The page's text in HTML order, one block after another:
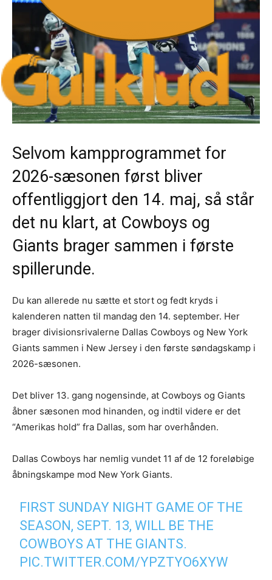
Selvom kampprogrammet for
2026-sæsonen først bliver
offentliggjort den 14. maj, så står
det nu klart, at Cowboys og
Giants brager sammen i første
spillerunde.
Du kan allerede nu sætte et stort og fedt kryds i
kalenderen natten til mandag den 14. september. Her
brager divisionsrivalerne Dallas Cowboys og New York
Giants sammen i New Jersey i den første søndagskamp i
2026-sæsonen.
Det bliver 13. gang nogensinde, at Cowboys og Giants
åbner sæsonen mod hinanden, og indtil videre er det
“Amerikas hold” fra Dallas, som har overhånden.
Dallas Cowboys har nemlig vundet 11 af de 12 foreløbige
åbningskampe mod New York Giants.
FIRST SUNDAY NIGHT GAME OF THE
SEASON, SEPT. 13, WILL BE THE
COWBOYS AT THE GIANTS.
PIC.TWITTER.COM/YPZTYO6XYW